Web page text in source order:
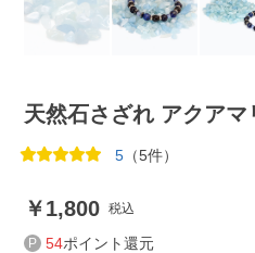
天然石さざれ アクア
5 （5件）
1,800 税込
54ポイント還元